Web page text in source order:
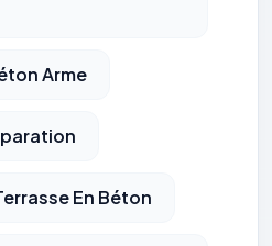
Arme
En Béton